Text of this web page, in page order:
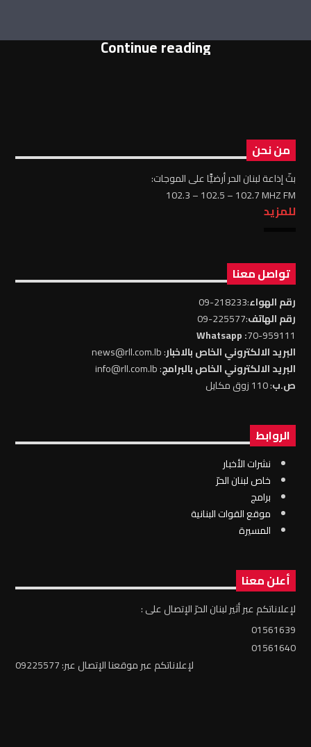
Continue reading
من نحن
بثّ إذاعة لبنان الحر أرضيًّا على الموجات:
102.3 – 102.5 – 102.7 MHZ FM
للمزيد
تواصل معنا
رقم الهواء:218233-09
رقم الهاتف:225577-09
70-959111
: Whatsapp
البريد الالكتروني الخاص بالاخبار: news@rll.com.lb
البريد الالكتروني الخاص بالبرامج: info@rll.com.lb
ص.ب: 110 زوق مكايل
الروابط
نشرات الأخبار
خاص لبنان الحرّ
برامج
موقع القوات البنانية
المسيرة
أعلن معنا
لإعلاناتكم عبر أثير لبنان الحرّ الإتصال على :
01561639
01561640
لإعلاناتكم عبر موقعنا الإتصال عبر: 09225577